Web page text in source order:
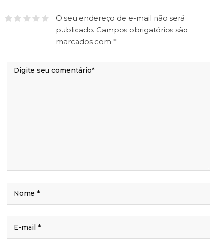
O seu endereço de e-mail não será
publicado. Campos obrigatórios são
marcados com *